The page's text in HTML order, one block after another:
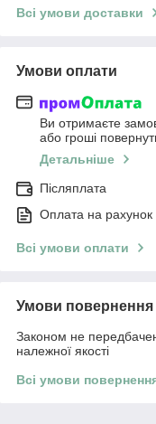
Всі умови доставки
Умови оплати
Ви отримаєте
або гроші
Детальніше
Післяплата
Оплата на рахунок
Всі умови оплати
Умови повернення
Законом не
належної якості
Всі умови